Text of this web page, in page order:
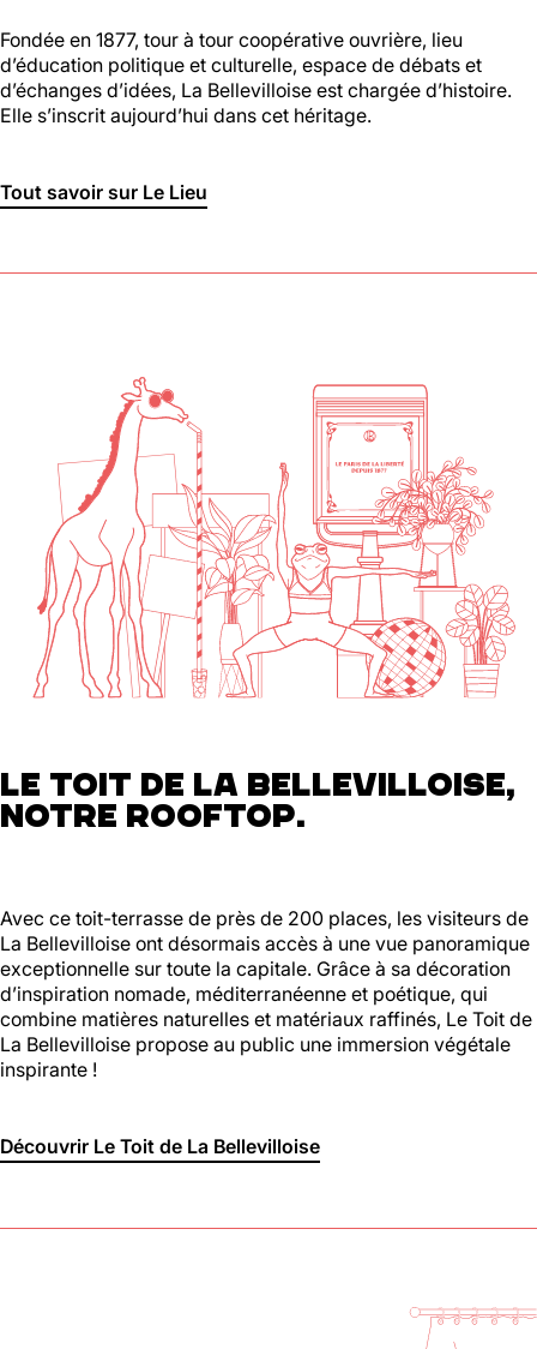
Lun, Mar : Fermé
Du Mercredi au Dimanche
Nous suivre
En savoir plus
Fondée en 1877, tour à tour coopérative ouvrière, lieu
d’éducation politique et culturelle, espace de débats et
d’échanges d’idées, La Bellevilloise est chargée d’histoire.
Elle s’inscrit aujourd’hui dans cet héritage.
Tout savoir sur Le Lieu
LE TOIT DE LA BELLEVILLOISE,
NOTRE ROOFTOP.
Avec ce toit-terrasse de près de 200 places, les visiteurs de
La Bellevilloise ont désormais accès à une vue panoramique
exceptionnelle sur toute la capitale. Grâce à sa décoration
d’inspiration nomade, méditerranéenne et poétique, qui
combine matières naturelles et matériaux raffinés, Le Toit de
La Bellevilloise propose au public une immersion végétale
inspirante !
Découvrir Le Toit de La Bellevilloise